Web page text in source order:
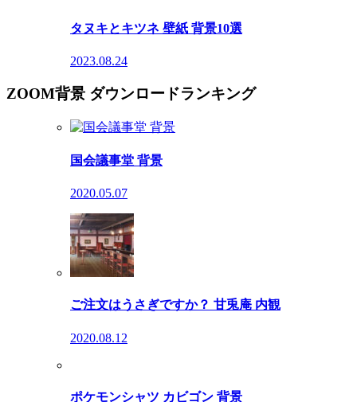
タヌキとキツネ 壁紙 背景10選
2023.08.24
ZOOM背景 ダウンロードランキング
国会議事堂 背景
2020.05.07
ご注文はうさぎですか？ 甘兎庵 内観
2020.08.12
ポケモンシャツ カビゴン 背景